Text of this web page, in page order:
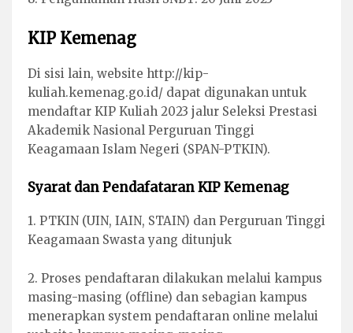
KIP Kemenag
Di sisi lain, website http://kip-
kuliah.kemenag.go.id/ dapat digunakan untuk
mendaftar KIP Kuliah 2023 jalur Seleksi Prestasi
Akademik Nasional Perguruan Tinggi
Keagamaan Islam Negeri (SPAN-PTKIN).
Syarat dan Pendafataran KIP Kemenag
1. PTKIN (UIN, IAIN, STAIN) dan Perguruan Tinggi
Keagamaan Swasta yang ditunjuk
2. Proses pendaftaran dilakukan melalui kampus
masing-masing (offline) dan sebagian kampus
menerapkan system pendaftaran online melalui